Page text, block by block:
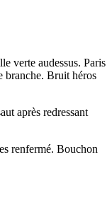
verte audessus. Paris
branche. Bruit héros
après redressant
renfermé. Bouchon